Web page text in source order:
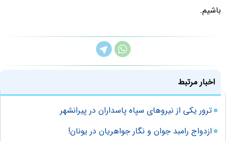
باشیم.
اخبار مرتبط
ترور یکی از نیروهای سپاه پاسداران در پیرانشهر
ازدواج رامبد جوان و نگار جواهریان در یونان!